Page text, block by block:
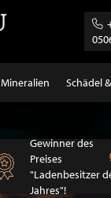
Mineralien Schädel
Gewinner des
Preises
"Ladenbesitzer
Jahres"!